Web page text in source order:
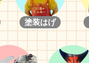
塗装はげ